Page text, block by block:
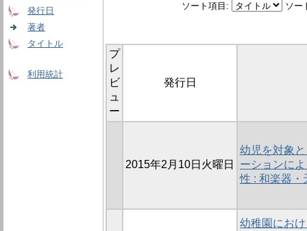
発行日
著者
タイトル
利用統計
ソート項目: ソー
プ
レ
ビ
ュ
ー
発行日
2015年2月10日火曜日
幼児を対象
ーションに
性 : 和楽器・
幼稚園にお